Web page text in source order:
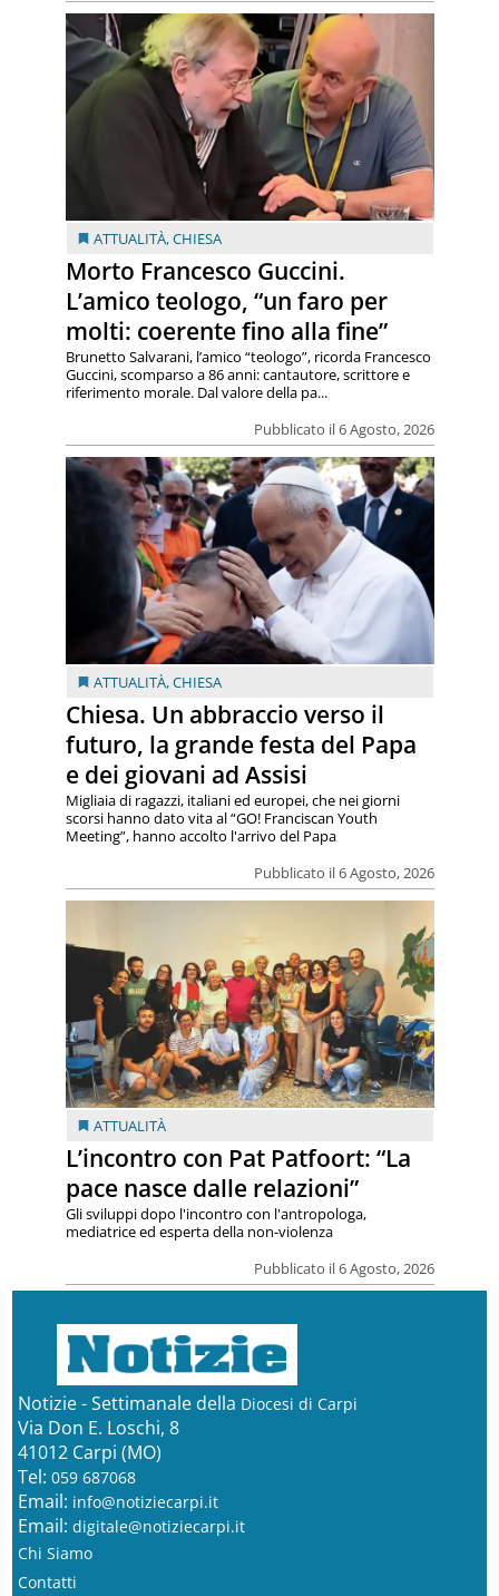
ATTUALITÀ,CHIESA
Morto Francesco Guccini.
L’amico teologo, “un faro per
molti: coerente fino alla fine”
Pubblicato il 6 Agosto, 2026
Brunetto Salvarani, l’amico “teologo”, ricorda Francesco
Guccini, scomparso a 86 anni: cantautore, scrittore e
riferimento morale. Dal valore della pa...
ATTUALITÀ,CHIESA
Chiesa. Un abbraccio verso il
futuro, la grande festa del Papa
e dei giovani ad Assisi
Pubblicato il 6 Agosto, 2026
Migliaia di ragazzi, italiani ed europei, che nei giorni
scorsi hanno dato vita al “GO! Franciscan Youth
Meeting”, hanno accolto l'arrivo del Papa
ATTUALITÀ
L’incontro con Pat Patfoort: “La
pace nasce dalle relazioni”
Pubblicato il 6 Agosto, 2026
Gli sviluppi dopo l'incontro con l'antropologa,
mediatrice ed esperta della non-violenza
Notizie - Settimanale della Diocesi di Carpi
Via Don E. Loschi, 8
41012 Carpi (MO)
Tel: 059 687068
Email: info@notiziecarpi.it
Email: digitale@notiziecarpi.it
Chi Siamo
Contatti